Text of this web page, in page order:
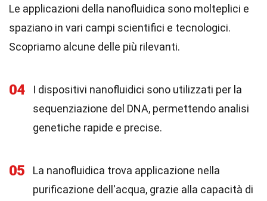
Le applicazioni della nanofluidica sono molteplici e
spaziano in vari campi scientifici e tecnologici.
Scopriamo alcune delle più rilevanti.
04
I dispositivi nanofluidici sono utilizzati per la
sequenziazione del DNA, permettendo analisi
genetiche rapide e precise.
05
La nanofluidica trova applicazione nella
purificazione dell'acqua, grazie alla capacità di